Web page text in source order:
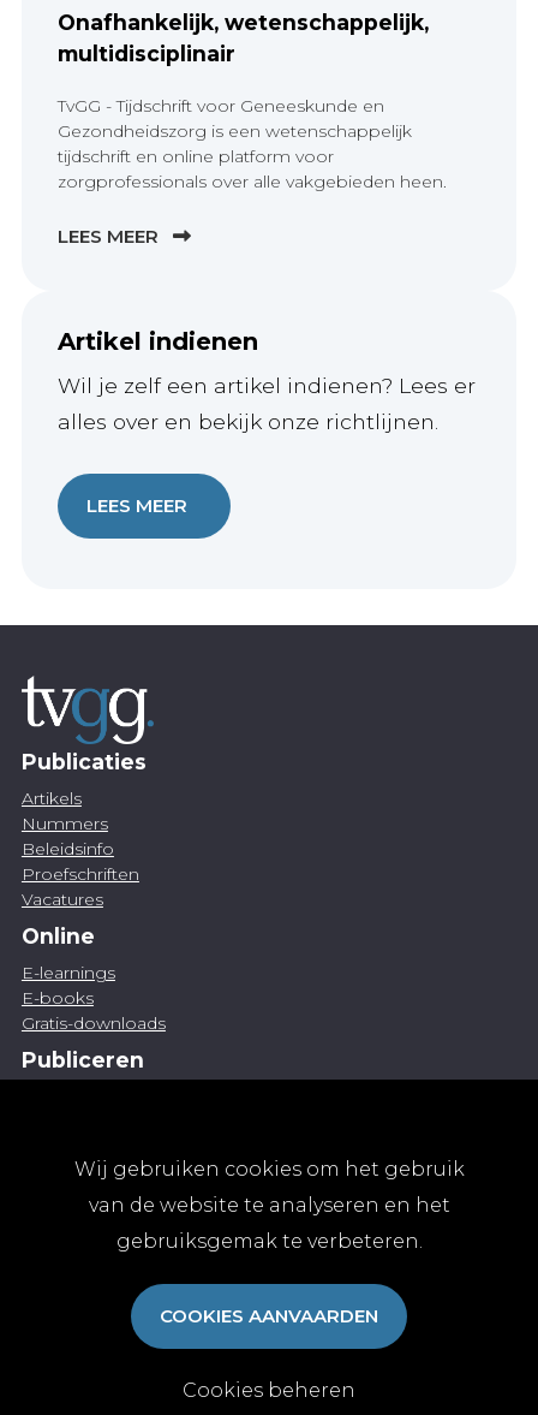
Wij gebruiken cookies om het gebruik
van de website te analyseren en het
gebruiksgemak te verbeteren.
COOKIES AANVAARDEN
Cookies beheren
Onafhankelijk, wetenschappelijk,
multidisciplinair
TvGG - Tijdschrift voor Geneeskunde en
Gezondheidszorg is een wetenschappelijk
tijdschrift en online platform voor
zorgprofessionals over alle vakgebieden heen.
LEES MEER
Artikel indienen
Wil je zelf een artikel indienen? Lees er
alles over en bekijk onze richtlijnen.
LEES MEER
Publicaties
Artikels
Nummers
Beleidsinfo
Proefschriften
Vacatures
Online
E-learnings
E-books
Gratis-downloads
Publiceren
Abonnementen
Algemene abonnementsvoorwaarden